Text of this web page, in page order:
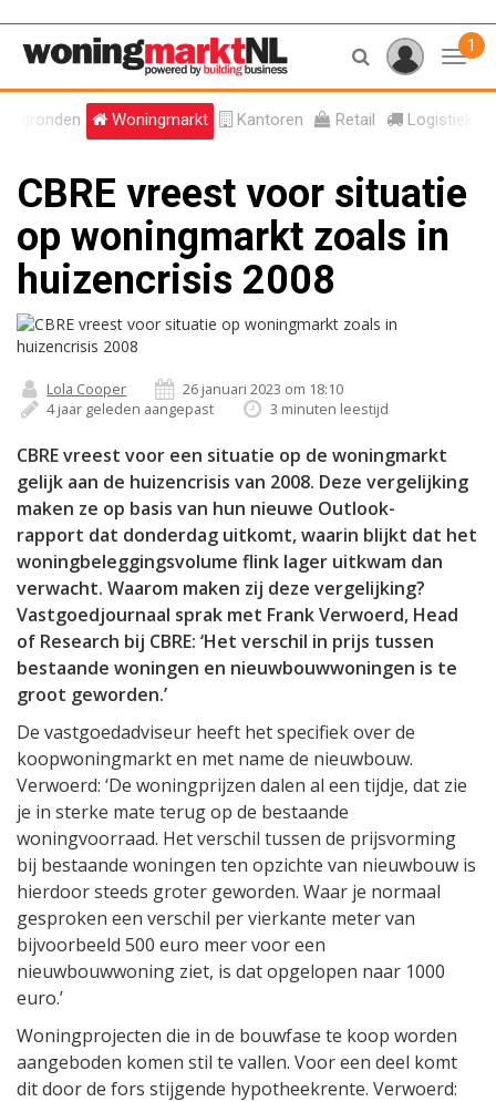
1
Woningmarkt Kantoren Retail Logistiek
CBRE vreest voor situatie
op woningmarkt zoals in
huizencrisis 2008
Lola Cooper
26 januari 2023 om 18:10
4 jaar geleden aangepast
3 minuten leestijd
CBRE vreest voor een situatie op de woningmarkt
gelijk aan de huizencrisis van 2008. Deze vergelijking
maken ze op basis van hun nieuwe Outlook-
rapport dat donderdag uitkomt, waarin blijkt dat het
woningbeleggingsvolume flink lager uitkwam dan
verwacht. Waarom maken zij deze vergelijking?
Vastgoedjournaal sprak met Frank Verwoerd, Head
of Research bij CBRE: ‘Het verschil in prijs tussen
bestaande woningen en nieuwbouwwoningen is te
groot geworden.’
De vastgoedadviseur heeft het specifiek over de
koopwoningmarkt en met name de nieuwbouw.
Verwoerd: ‘De woningprijzen dalen al een tijdje, dat zie
je in sterke mate terug op de bestaande
woningvoorraad. Het verschil tussen de prijsvorming
bij bestaande woningen ten opzichte van nieuwbouw is
hierdoor steeds groter geworden. Waar je normaal
gesproken een verschil per vierkante meter van
bijvoorbeeld 500 euro meer voor een
nieuwbouwwoning ziet, is dat opgelopen naar 1000
euro.’
Woningprojecten die in de bouwfase te koop worden
aangeboden komen stil te vallen. Voor een deel komt
dit door de fors stijgende hypotheekrente. Verwoerd: